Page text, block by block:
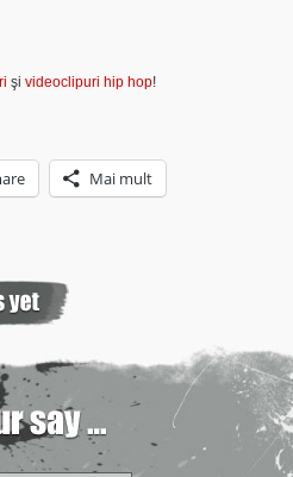
şi videoclipuri hip hop!
Mai mult